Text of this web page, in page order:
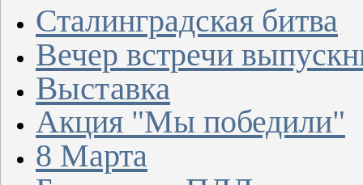
Сталинградская битва
Вечер встречи
Выставка
Акция "Мы победили"
8 Марта